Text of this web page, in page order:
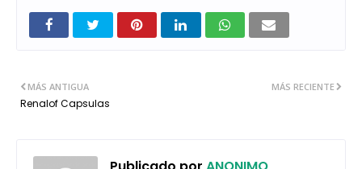
MÁS RECIENTE
MÁS ANTIGUA
Renalof Capsulas